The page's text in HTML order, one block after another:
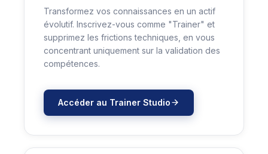
Transformez vos connaissances en un actif
évolutif. Inscrivez-vous comme "Trainer" et
supprimez les frictions techniques, en vous
concentrant uniquement sur la validation des
compétences.
Accéder au Trainer Studio